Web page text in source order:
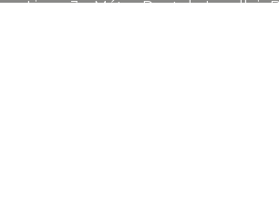
Ligne 3 – Métro Pont de Levallois